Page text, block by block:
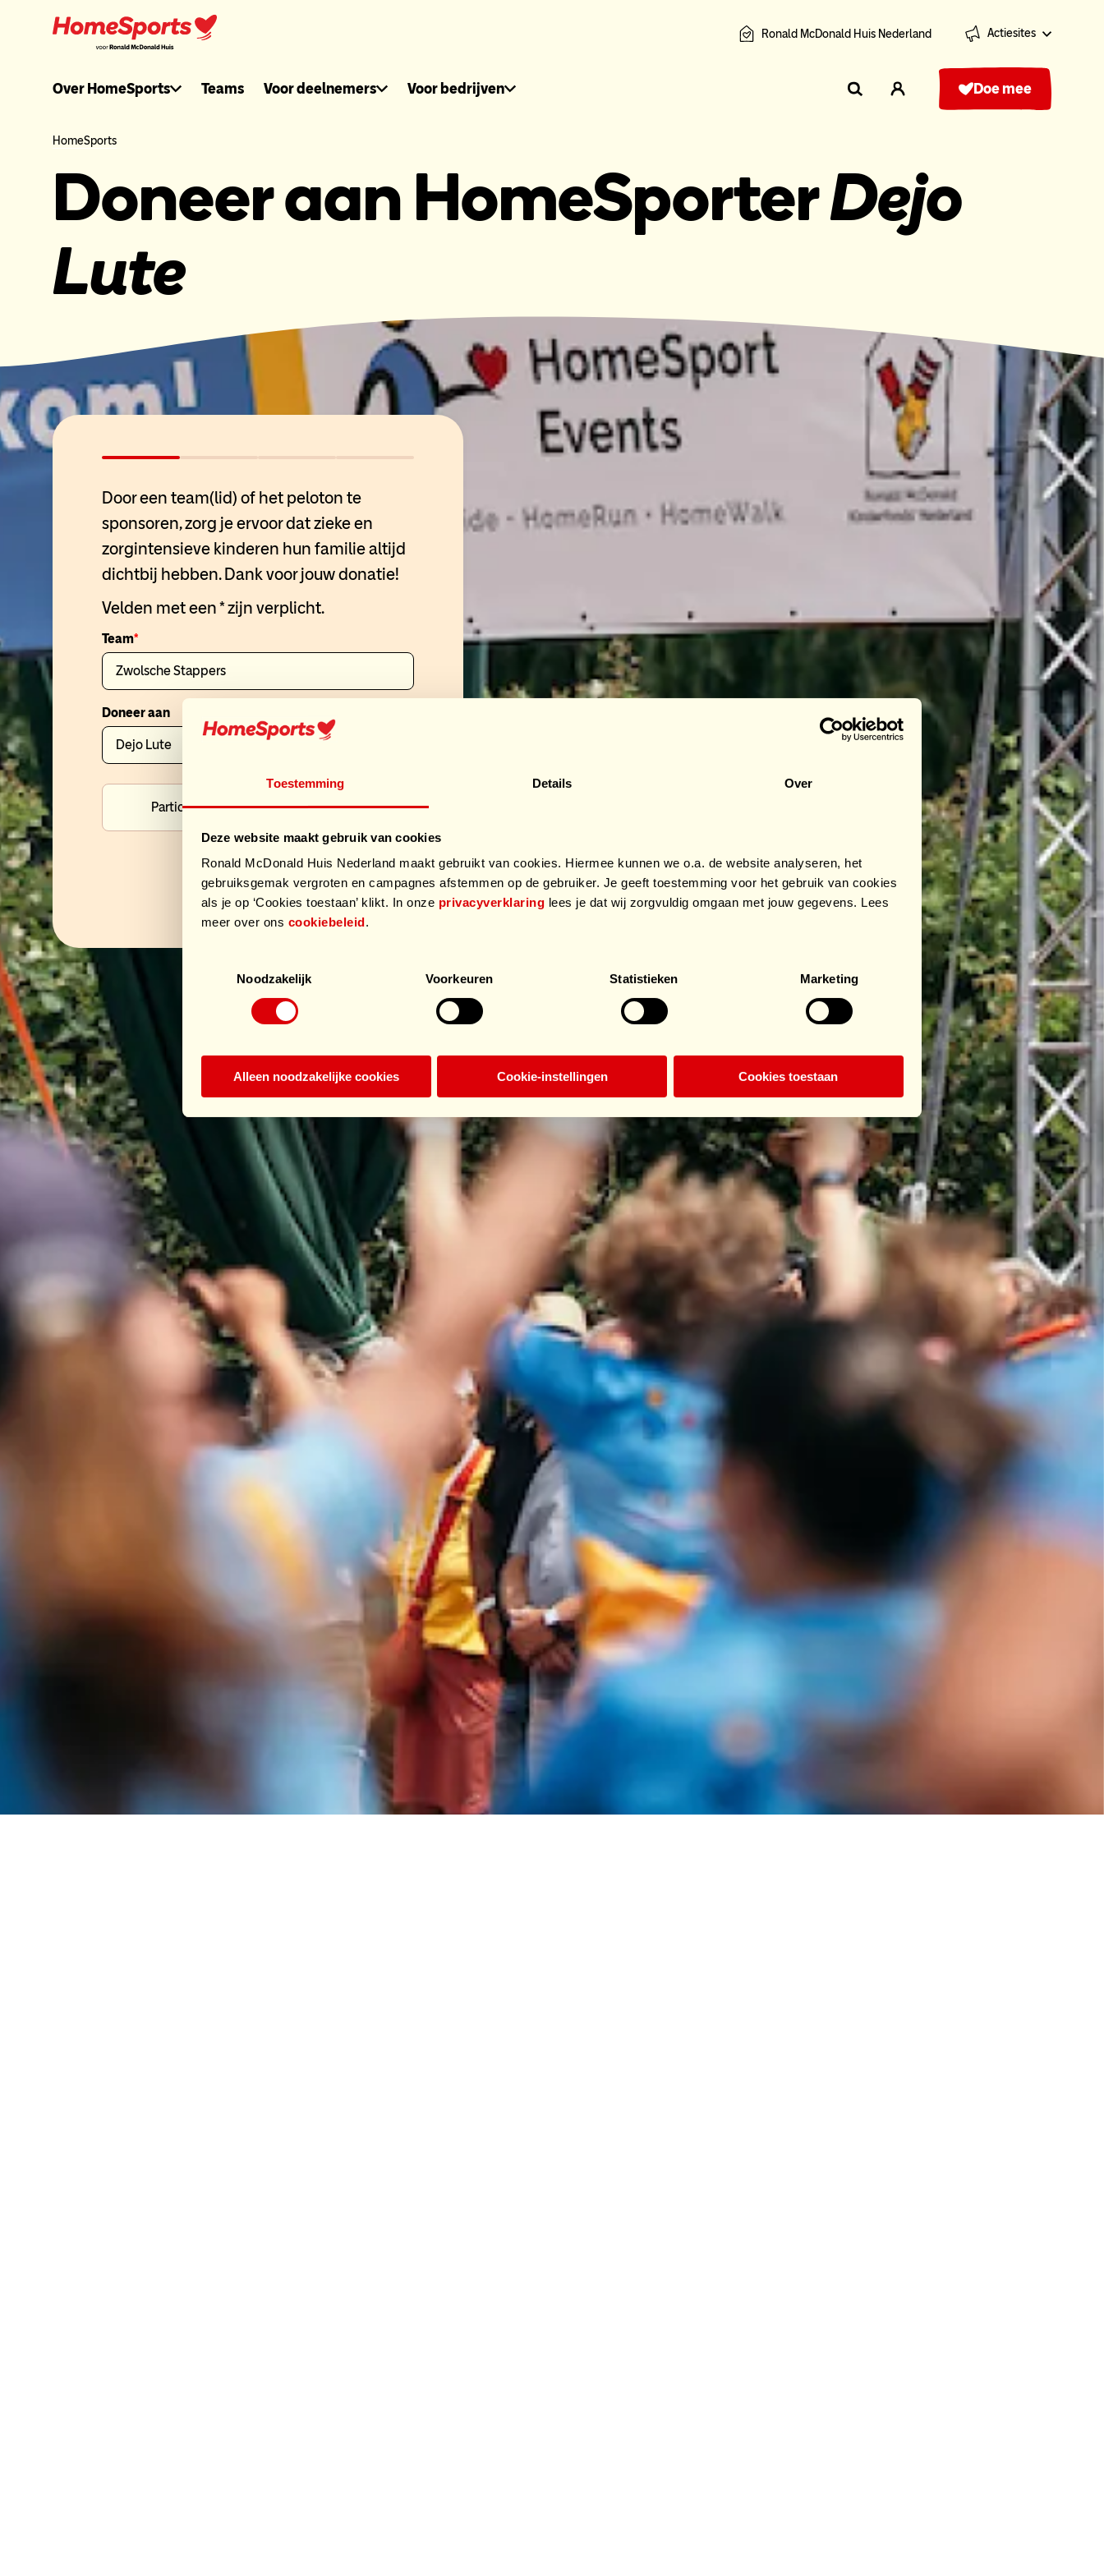
Toestemming Details Over
Deze website maakt gebruik van cookies
Ronald McDonald Huis Nederland maakt gebruikt van cookies. Hiermee kunnen we o.a. de website analyseren, het
gebruiksgemak vergroten en campagnes afstemmen op de gebruiker. Je geeft toestemming voor het gebruik van cookies
als je op ‘Cookies toestaan’ klikt. In onze privacyverklaring lees je dat wij zorgvuldig omgaan met jouw gegevens. Lees
meer over ons cookiebeleid.
Noodzakelijk
Voorkeuren Statistieken Marketing
Alleen noodzakelijke cookies Cookie-instellingen Cookies toestaan
Ronald McDonald Huis Nederland Actiesites
Ronaldmcdonaldhuis.nl
header
menu
Over HomeSports Teams Voor deelnemers Voor bedrijven Doe mee
HomeSports
Doneer aan HomeSporterDejo
Lute
Door een team(lid) of het peloton te
sponsoren, zorg je ervoor dat zieke en
zorgintensieve kinderen hun familie altijd
dichtbij hebben. Dank voor jouw donatie!
Velden met een * zijn verplicht.
Team
Doneer aan
Dejo Lute
Ik
als
Particulier Bedrijf